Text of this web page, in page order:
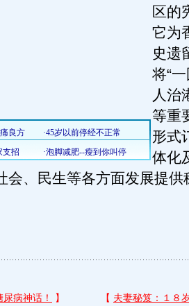
区的
它为
史遗
将“
人治
等重
形式
体化
会、民生等各方面发展提供